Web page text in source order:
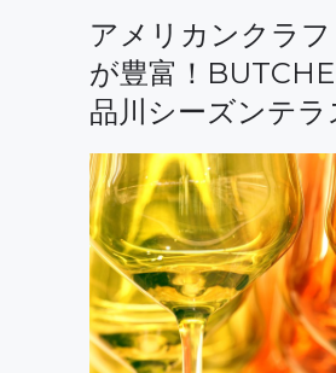
アメリカンクラ
が豊富！
品川シーズンテラ